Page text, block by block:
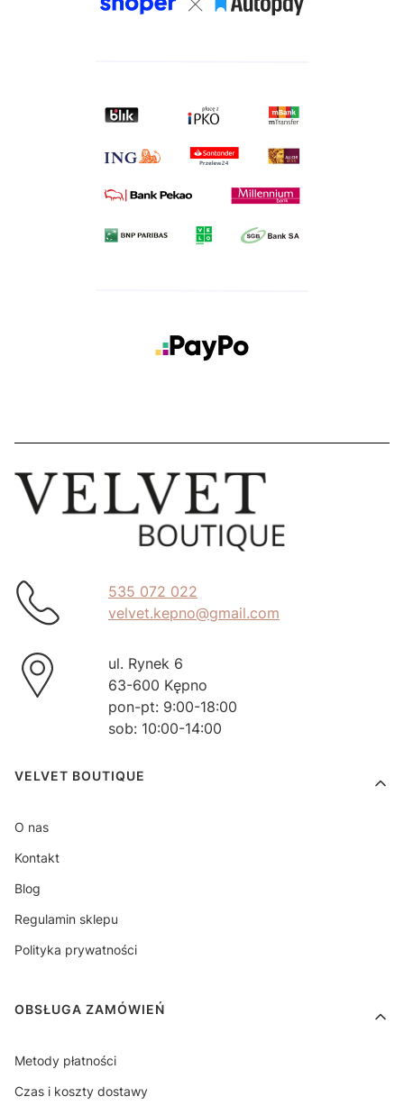
535 072 022
velvet.kepno@gmail.com
ul. Rynek 6
63-600 Kępno
pon-pt: 9:00-18:00
sob: 10:00-14:00
Linki w stopce
VELVET BOUTIQUE
O nas
Kontakt
Blog
Regulamin sklepu
Polityka prywatności
OBSŁUGA ZAMÓWIEŃ
Metody płatności
Czas i koszty dostawy